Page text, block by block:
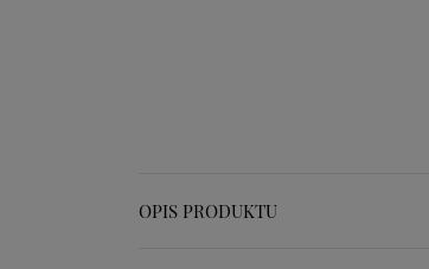
OPIS PRODUKTU